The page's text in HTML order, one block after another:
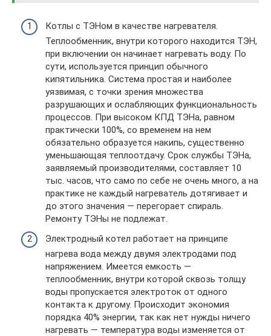
Котлы с ТЭНом в качестве нагревателя.
Теплообменник, внутри которого находится ТЭН,
при включении он начинает нагревать воду. По
сути, используется принцип обычного
кипятильника. Система простая и наиболее
уязвимая, с точки зрения множества
разрушающих и ослабляющих функциональность
процессов. При высоком КПД ТЭНа, равном
практически 100%, со временем на нем
обязательно образуется накипь, существенно
уменьшающая теплоотдачу. Срок службы ТЭНа,
заявляемый производителями, составляет 10
тыс. часов, что само по себе не очень много, а на
практике не каждый нагреватель дотягивает и
до этого значения — перегорает спираль.
Ремонту ТЭНы не подлежат.
Электродный котел работает на принципе
нагрева вода между двумя электродами под
напряжением. Имеется емкость —
теплообменник, внутри которой сквозь толщу
воды пропускается электроток от одного
контакта к другому. Происходит экономия
порядка 40% энергии, так как нет нужды ничего
нагревать — температура воды изменяется от